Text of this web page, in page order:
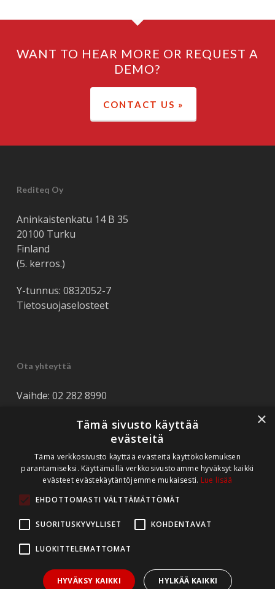
WANT TO HEAR MORE OR REQUEST A
DEMO?
CONTACT US »
Rediteq Oy
Aninkaistenkatu 14 B 35
20100 Turku
Finland
(5. kerros.)
Y-tunnus: 0832052-7
Tietosuojaselosteet
Ota yhteyttä
Vaihde: 02 282 8990
Tarjouspyynnöt: myynti(at)rediteq.fi
Tukipyynnöt: tuki(at)rediteq.fi
×
Tämä sivusto käyttää
evästeitä
Tämä verkkosivusto käyttää evästeitä käyttökokemuksen
parantamiseksi. Käyttämällä verkkosivustoamme hyväksyt kaikki
evästeet evästekäytäntöjemme mukaisesti. Lue lisää
EHDOTTOMASTI VÄLTTÄMÄTTÖMÄT
SUORITUSKYVYLLISET KOHDENTAVAT
LUOKITTELEMATTOMAT
HYVÄKSY KAIKKI HYLKÄÄ KAIKKI